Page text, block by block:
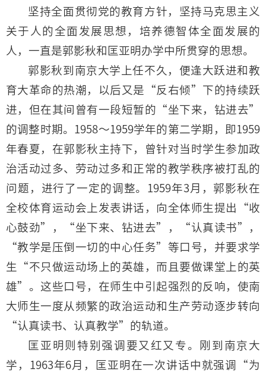
坚持全面贯彻党的教育方针，坚持马克思主义
关于人的全面发展思想，培养德智体全面发展的
人，一直是郭影秋和匡亚明办学中所贯穿的思想。
郭影秋到南京大学上任不久，便逢大跃进和教
育大革命的热潮，以后又是“反右倾”下的持续跃
进，但在其间曾有一段短暂的“坐下来，钻进去”
的调整时期。1958～1959学年的第二学期，即1959
年春夏，在郭影秋主持下，曾针对当时学生参加政
治活动过多、劳动过多和正常的教学秩序被打乱的
问题，进行了一定的调整。1959年3月，郭影秋在
全校体育运动会上发表讲话，向全体师生提出“收
心鼓劲”，“坐下来、钻进去”，“认真读书”，
“教学是压倒一切的中心任务”等口号，并要求学
生“不只做运动场上的英雄，而且要做课堂上的英
雄”。这些口号，在师生中引起强烈的反响，使南
大师生一度从频繁的政治运动和生产劳动逐步转向
“认真读书、认真教学”的轨道。
匡亚明则特别强调要又红又专。刚到南京大
学，1963年6月，匡亚明在一次讲话中就强调“为